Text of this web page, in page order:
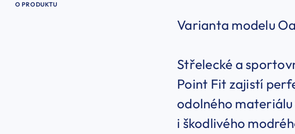
O PRODUKTU
Varianta modelu
Střelecké a
Point Fit zajistí
odolného materiálu
i škodlivého